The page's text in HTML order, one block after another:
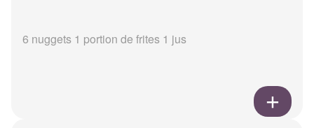
6 nuggets 1 portion de frites 1 jus